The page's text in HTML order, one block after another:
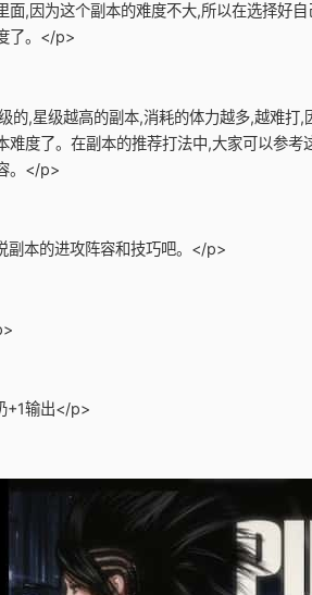
面,因为这个副本的难度不大,所以在选择好
了。</p>
的,星级越高的副本,消耗的体力越多,越难打,
难度了。在副本的推荐打法中,大家可以参考
。</p>
副本的进攻阵容和技巧吧。</p>
+1输出</p>